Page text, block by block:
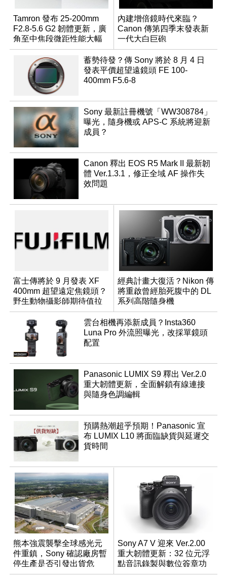
Tamron 發布 25-200mm
F2.8-5.6 G2 韌體更新，廣
角至中焦段微距性能大幅
升級
內建增倍鏡時代來臨？
Canon 傳第四季末發表新
一代大白巨砲
蓄勢待發？傳 Sony 將於 8 月 4 日
發表平價超望遠鏡頭 FE 100-
400mm F5.6-8
Sony 最新註冊機號「WW308784」
曝光，隨身機或 APS-C 系統將迎新
成員？
Canon 釋出 EOS R5 Mark II 最新韌
體 Ver.1.3.1，修正全域 AF 操作失
效問題
富士傳將於 9 月發表 XF
400mm 超望遠定焦鏡頭？
野生動物攝影師期待值拉
滿
經典計畫大復活？Nikon 傳
將重啟曾經胎死腹中的 DL
系列高階隨身機
雲台相機再添新成員？Insta360
Luna Pro 外流照曝光，改採單鏡頭
配置
Panasonic LUMIX S9 釋出 Ver.2.0
重大韌體更新，全面解鎖有線連接
與隨身色調編輯
預購熱潮超乎預期！Panasonic 宣
布 LUMIX L10 將面臨缺貨與延遲交
貨時間
熊本強震襲擊全球感光元
件重鎮，Sony 確認廠房暫
停生產是否引發出貨危
機？
Sony A7 V 迎來 Ver.2.00
重大韌體更新：32 位元浮
點音訊錄製與數位簽章功
能登場